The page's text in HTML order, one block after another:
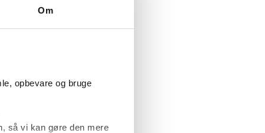
Om
opbevare og bruge
så vi kan gøre den mere
således